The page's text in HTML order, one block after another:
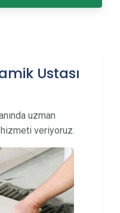
Ustası
uzman
veriyoruz.